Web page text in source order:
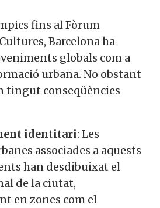
fins al Fòrum
Barcelona ha
globals com a
urbana. No obstant
tingut conseqüències
identitari: Les
associades a aquests
han desdibuixat el
de la ciutat,
en zones com el